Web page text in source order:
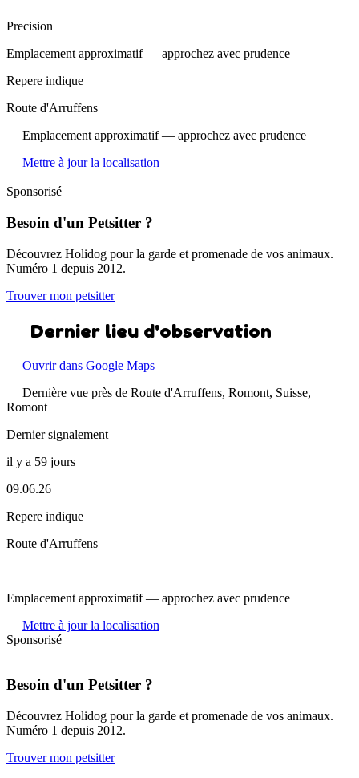
Precision
Emplacement approximatif — approchez avec prudence
Repere indique
Route d'Arruffens
Emplacement approximatif — approchez avec prudence
Mettre à jour la localisation
Sponsorisé
Besoin d'un Petsitter ?
Découvrez Holidog pour la garde et promenade de vos animaux.
Numéro 1 depuis 2012.
Trouver mon petsitter
Dernier lieu d'observation
Ouvrir dans Google Maps
Dernière vue près de Route d'Arruffens, Romont, Suisse,
Romont
Dernier signalement
il y a 59 jours
09.06.26
Repere indique
Route d'Arruffens
Emplacement approximatif — approchez avec prudence
Mettre à jour la localisation
Sponsorisé
Besoin d'un Petsitter ?
Découvrez Holidog pour la garde et promenade de vos animaux.
Numéro 1 depuis 2012.
Trouver mon petsitter